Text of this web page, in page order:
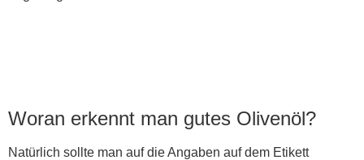
Woran erkennt man gutes Olivenöl?
Natürlich sollte man auf die Angaben auf dem Etikett